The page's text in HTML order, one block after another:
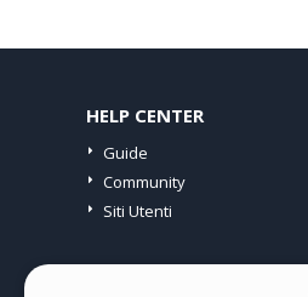
HELP CENTER
Guide
Community
Siti Utenti